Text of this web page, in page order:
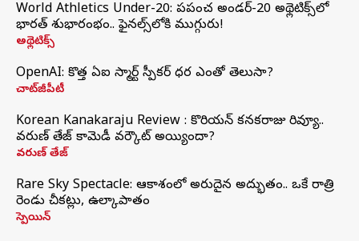
World Athletics Under-20: ప్రపంచ అండర్-20 అథ్లెటిక్స్‌లో
భారత్‌ శుభారంభం.. ఫైనల్స్‌లోకి ముగ్గురు!
అథ్లెటిక్స్
OpenAI: కొత్త ఏఐ స్మార్ట్ స్పీకర్ ధర ఎంతో తెలుసా?
చాట్‌జీపీటీ
Korean Kanakaraju Review : కొరియన్ కనకరాజు రివ్యూ..
వరుణ్ తేజ్ కామెడీ వర్కౌట్ అయ్యిందా?
వరుణ్ తేజ్
Rare Sky Spectacle: ఆకాశంలో అరుదైన అద్భుతం.. ఒకే రాత్రి
రెండు చీకట్లు, ఉల్కాపాతం
స్పెయిన్